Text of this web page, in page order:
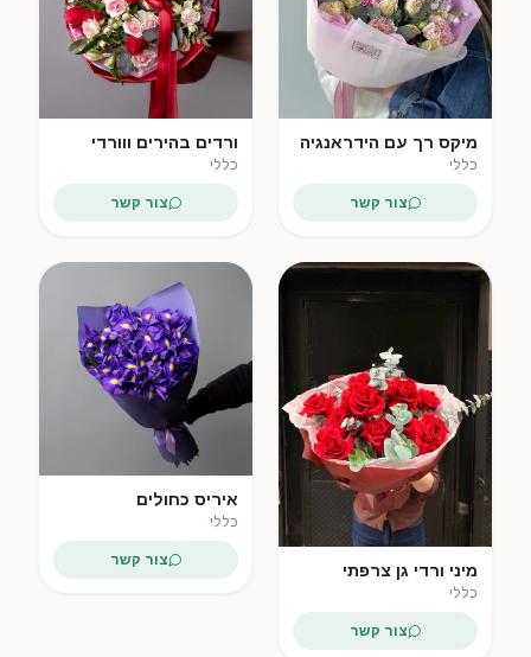
מיקס רך עם הידראנגיה
ווורדי ריסוס
כללי
צור קשר
ורדים בהירים ווורדי
ריסוס
כללי
צור קשר
מיני ורדי גן צרפתי
כללי
צור קשר
איריס כחולים
כללי
צור קשר